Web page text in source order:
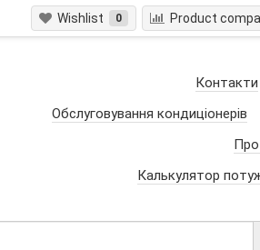
Wishlist 0 Product
Контакти
Обслуговування кондиціонерів
Калькулятор